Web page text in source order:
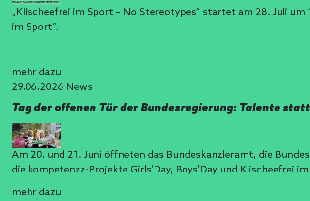
„Klischeefrei im Sport – No Stereotypes“ startet am 28. Juli
im Sport“.
mehr dazu
29.06.2026 News
Tag der offenen Tür der Bundesregierung: Talente
Am 20. und 21. Juni öffneten das Bundeskanzleramt, die
die kompetenzz-Projekte Girls’Day, Boys’Day und Klischeefrei
mehr dazu